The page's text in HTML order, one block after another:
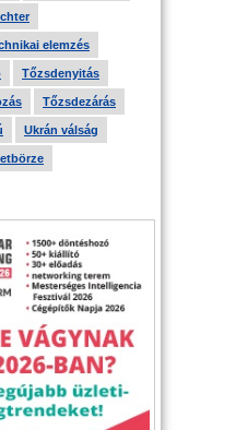
elemzés
Tőzsdenyitás
Tőzsdezárás
Ukrán válság